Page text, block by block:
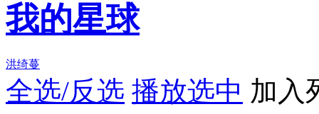
我的星球
洪绮蔓
全选/反选 播放选中 加入